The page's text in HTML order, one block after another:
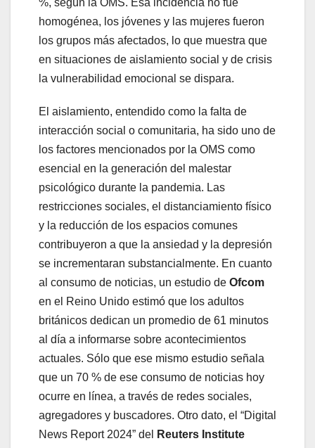
%, según la OMS. Esa incidencia no fue
homogénea, los jóvenes y las mujeres fueron
los grupos más afectados, lo que muestra que
en situaciones de aislamiento social y de crisis
la vulnerabilidad emocional se dispara.
El aislamiento, entendido como la falta de
interacción social o comunitaria, ha sido uno de
los factores mencionados por la OMS como
esencial en la generación del malestar
psicológico durante la pandemia. Las
restricciones sociales, el distanciamiento físico
y la reducción de los espacios comunes
contribuyeron a que la ansiedad y la depresión
se incrementaran substancialmente. En cuanto
al consumo de noticias, un estudio de Ofcom
en el Reino Unido estimó que los adultos
británicos dedican un promedio de 61 minutos
al día a informarse sobre acontecimientos
actuales. Sólo que ese mismo estudio señala
que un 70 % de ese consumo de noticias hoy
ocurre en línea, a través de redes sociales,
agregadores y buscadores. Otro dato, el “Digital
News Report 2024” del
Reuters Institute